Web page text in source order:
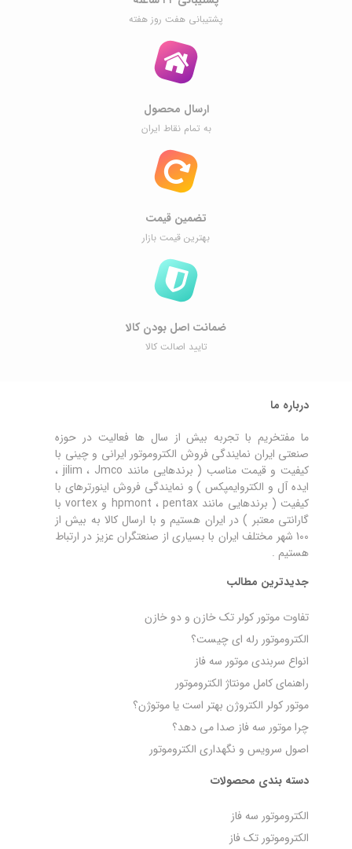
پشتیبانی هفت روز هفته
ارسال محصول
به تمام نقاط ایران
تضمین قیمت
بهترین قیمت بازار
ضمانت اصل ‌بودن کالا
تایید اصالت کالا
درباره ما
ما مفتخریم با تجربه بیش از سال ها فعالیت در حوزه
صنعتی ایران نمایندگی فروش الکتروموتور ایرانی و چینی با
کیفیت و قیمت مناسب ( برندهایی مانند jilim ، Jmco ،
ایده آل و الکتروایمپکس ) و نمایندگی فروش اینورترهای با
کیفیت ( برندهایی مانند hpmont ، pentax و vortex با
گارانتی معتبر ) در ایران هستیم و با ارسال کالا به بیش از
100 شهر مختلف ایران با بسیاری از صنعتگران عزیز در ارتباط
هستیم .
جدیدترین مطالب
تفاوت موتور کولر تک خازن و دو خازن
الکتروموتور رله‌ ای چیست؟
انواع سربندی موتور سه فاز
راهنمای کامل مونتاژ الکتروموتور
موتور کولر الکتروژن بهتر است یا موتوژن؟
چرا موتور سه فاز صدا می‌ دهد؟
اصول سرویس و نگهداری الکتروموتور
دسته بندی محصولات
الکتروموتور سه فاز
الکتروموتور تک فاز